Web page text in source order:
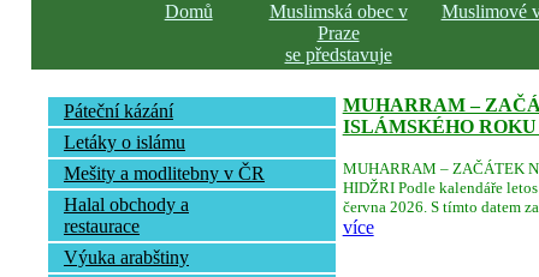
Domů
Muslimská obec v
Praze
se představuje
Muslimové
Páteční kázání
Letáky o islámu
Mešity a modlitebny v ČR
Halal obchody a
restaurace
Výuka arabštiny
MUHARRAM –
ISLÁMSKÉHO
MUHARRAM – ZAČÁTEK
HIDŽRI Podle kalendáře
června 2026. S tímto datem
více